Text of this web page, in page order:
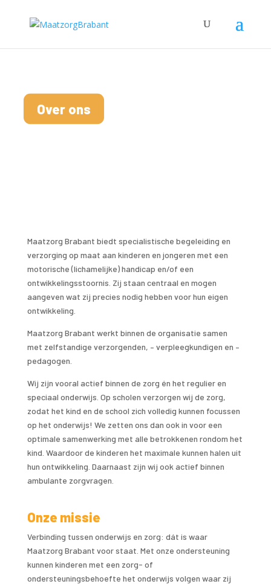
Over ons
Maatzorg Brabant biedt specialistische begeleiding en
verzorging op maat aan kinderen en jongeren met een
motorische (lichamelijke) handicap en/of een
ontwikkelingsstoornis. Zij staan centraal en mogen
aangeven wat zij precies nodig hebben voor hun eigen
ontwikkeling.
Maatzorg Brabant werkt binnen de organisatie samen
met zelfstandige verzorgenden, – verpleegkundigen en –
pedagogen.
Wij zijn vooral actief binnen de zorg én het regulier en
speciaal onderwijs. Op scholen verzorgen wij de zorg,
zodat het kind en de school zich volledig kunnen focussen
op het onderwijs! We zetten ons dan ook in voor een
optimale samenwerking met alle betrokkenen rondom het
kind. Waardoor de kinderen het maximale kunnen halen uit
hun ontwikkeling. Daarnaast zijn wij ook actief binnen
ambulante zorgvragen.
Onze missie
Verbinding tussen onderwijs en zorg: dát is waar
Maatzorg Brabant voor staat. Met onze ondersteuning
kunnen kinderen met een zorg- of
ondersteuningsbehoefte het onderwijs volgen waar zij